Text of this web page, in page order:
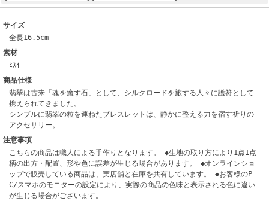
サイズ
全長16.5cm
素材
ﾋｽｲ
商品仕様
翡翠は古来「魂を癒す石」として、シルクロードを旅する人々に護符として
携えられてきました。
シンプルに翡翠の粒を連ねたブレスレットは、静かに整える力を宿す祈りの
アクセサリー。
注意事項
こちらの商品は職人による手作りとなります。 ◆生地の取り方により1点1点
柄の出方・配置、形や色に誤差が生じる場合があります。 ◆オンラインショ
ップで販売している商品は、実店舗と在庫を共有しています。 ◆お客様のP
C/スマホのモニターの設定により、実際の商品の色味と表示される色に違い
が生じる場合がございます。